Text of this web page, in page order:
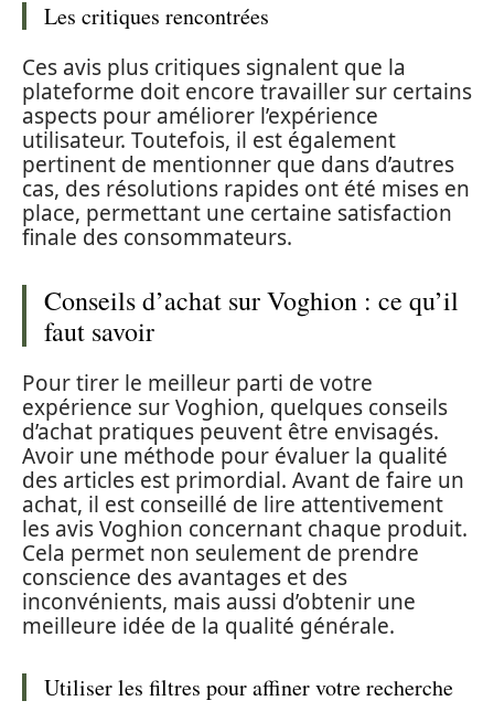
Les critiques rencontrées
Ces avis plus critiques signalent que la
plateforme doit encore travailler sur certains
aspects pour améliorer l’expérience
utilisateur. Toutefois, il est également
pertinent de mentionner que dans d’autres
cas, des résolutions rapides ont été mises en
place, permettant une certaine satisfaction
finale des consommateurs.
Conseils d’achat sur Voghion : ce qu’il
faut savoir
Pour tirer le meilleur parti de votre
expérience sur Voghion, quelques conseils
d’achat pratiques peuvent être envisagés.
Avoir une méthode pour évaluer la qualité
des articles est primordial. Avant de faire un
achat, il est conseillé de lire attentivement
les avis Voghion concernant chaque produit.
Cela permet non seulement de prendre
conscience des avantages et des
inconvénients, mais aussi d’obtenir une
meilleure idée de la qualité générale.
Utiliser les filtres pour affiner votre recherche